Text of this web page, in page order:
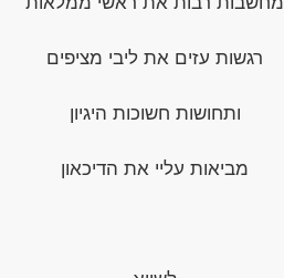
רגשות עזים את ליבי מציפים
ותחושות חשוכות היגיון
מביאות עליי את הדיכאון